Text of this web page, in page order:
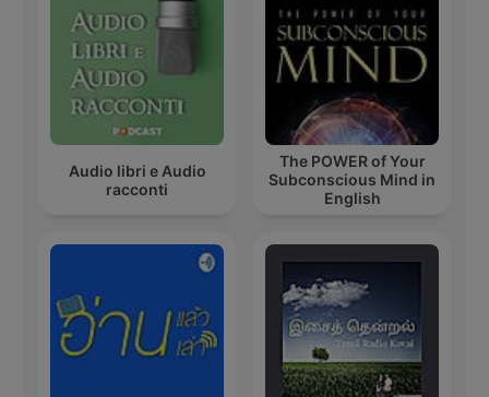
Audio libri e Audio
racconti
The POWER of Your
Subconscious Mind in
English